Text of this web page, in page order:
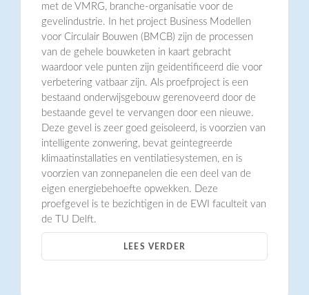
met de VMRG, branche-organisatie voor de
gevelindustrie. In het project Business Modellen
voor Circulair Bouwen (BMCB) zijn de processen
van de gehele bouwketen in kaart gebracht
waardoor vele punten zijn geidentificeerd die voor
verbetering vatbaar zijn. Als proefproject is een
bestaand onderwijsgebouw gerenoveerd door de
bestaande gevel te vervangen door een nieuwe.
Deze gevel is zeer goed geisoleerd, is voorzien van
intelligente zonwering, bevat geintegreerde
klimaatinstallaties en ventilatiesystemen, en is
voorzien van zonnepanelen die een deel van de
eigen energiebehoefte opwekken. Deze
proefgevel is te bezichtigen in de EWI faculteit van
de TU Delft.
LEES VERDER